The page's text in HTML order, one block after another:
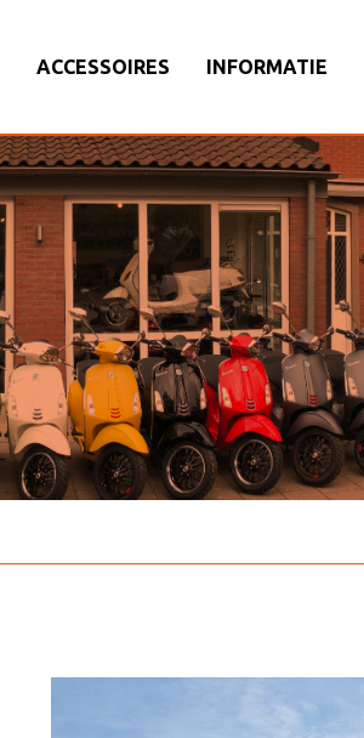
ACCESSOIRES INFORMATIE